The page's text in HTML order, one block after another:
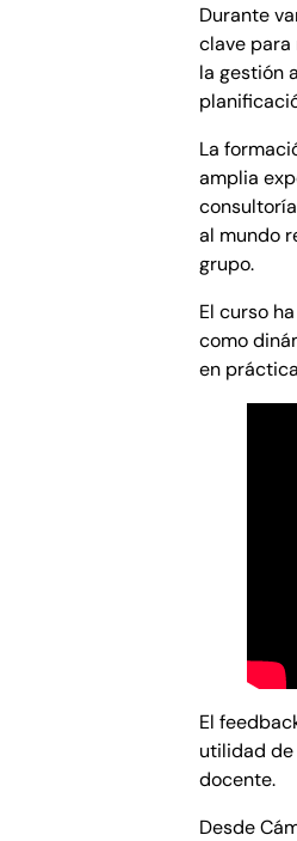
Durante
clave
la gestión
La
amplia
al mundo
grupo.
El curso
como
en
El
utilidad
docente.
Desde